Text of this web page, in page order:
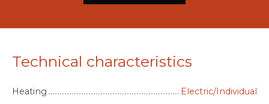
Technical characteristics
Heating
Electric/Individual